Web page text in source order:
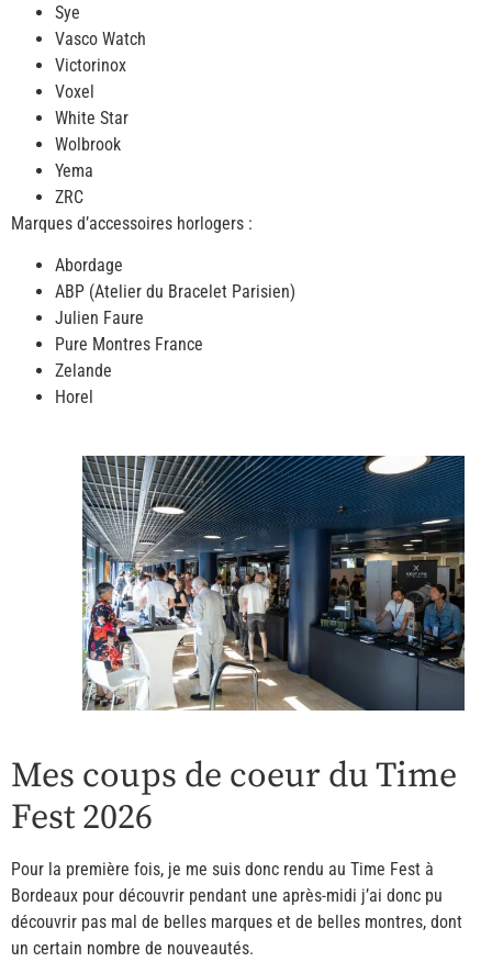
Sye
Vasco Watch
Victorinox
Voxel
White Star
Wolbrook
Yema
ZRC
Marques d’accessoires horlogers :
Abordage
ABP (Atelier du Bracelet Parisien)
Julien Faure
Pure Montres France
Zelande
Horel
Mes coups de coeur du Time
Fest 2026
Pour la première fois, je me suis donc rendu au Time Fest à
Bordeaux pour découvrir pendant une après-midi j’ai donc pu
découvrir pas mal de belles marques et de belles montres, dont
un certain nombre de nouveautés.